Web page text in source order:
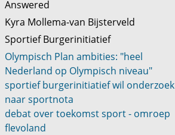
Answered
Kyra Mollema-van Bijsterveld
Sportief Burgerinitiatief
Olympisch Plan ambities: "heel
Nederland op Olympisch niveau"
sportief burgerinitiatief wil onderzoek
naar sportnota
debat over toekomst sport - omroep
flevoland